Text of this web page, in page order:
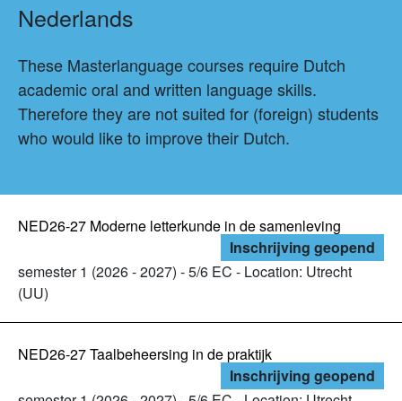
Nederlands
These Masterlanguage courses require Dutch
academic oral and written language skills.
Therefore they are not suited for (foreign) students
who would like to improve their Dutch.
NED26-27 Moderne letterkunde in de samenleving
Inschrijving geopend
semester 1 (2026 - 2027) - 5/6 EC - Location: Utrecht
(UU)
NED26-27 Taalbeheersing in de praktijk
Inschrijving geopend